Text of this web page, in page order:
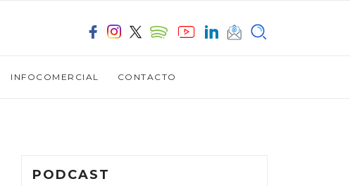
INFOCOMERCIAL CONTACTO
PODCAST